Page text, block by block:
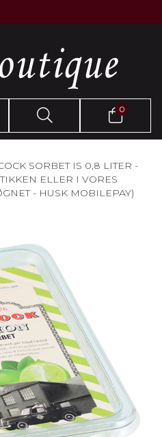
0
SORBET IS 0,8 LITER -
ELLER I VORES
- HUSK MOBILEPAY)